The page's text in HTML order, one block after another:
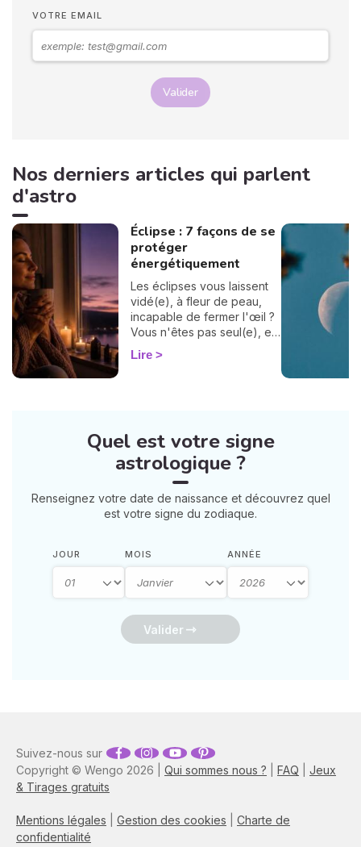
VOTRE EMAIL
Valider
Nos derniers articles qui parlent
d'astro
Éclipse : 7 façons de se
protéger
énergétiquement
Les éclipses vous laissent
vidé(e), à fleur de peau,
incapable de fermer l'œil ?
Vous n'êtes pas seul(e), et
surtout : ça se traverse en
douceur. Voici 7 gestes
intérieur. 🛡️🌒
Lire
Quel est votre signe
astrologique ?
Renseignez votre date de naissance et découvrez quel
est votre signe du zodiaque.
JOUR MOIS ANNÉE
Valider
Copyright © Wengo 2026 | Qui sommes nous ? FAQ
Jeux
& Tirages gratuits
Mentions légales Gestion des cookies
Charte de
confidentialité
Suivez-nous sur